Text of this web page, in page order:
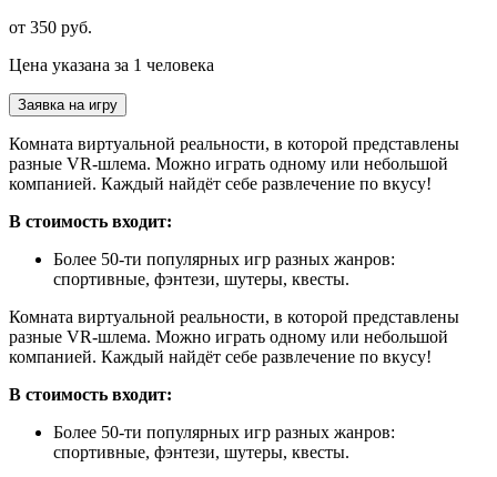
от 350 руб.
Цена указана за 1 человека
Заявка на игру
Комната виртуальной реальности, в которой представлены
разные VR-шлема. Можно играть одному или небольшой
компанией. Каждый найдёт себе развлечение по вкусу!
В стоимость входит:
Более 50-ти популярных игр разных жанров:
спортивные, фэнтези, шутеры, квесты.
Комната виртуальной реальности, в которой представлены
разные VR-шлема. Можно играть одному или небольшой
компанией. Каждый найдёт себе развлечение по вкусу!
В стоимость входит:
Более 50-ти популярных игр разных жанров:
спортивные, фэнтези, шутеры, квесты.